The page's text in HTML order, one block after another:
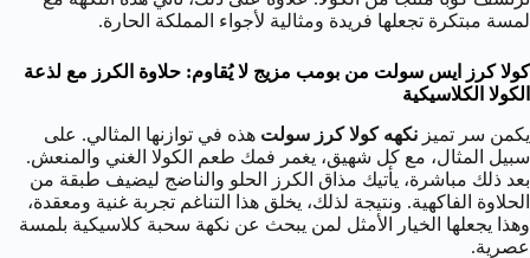
لمسة مبتكرة تجعلها فريدة ومثالية لأجواء المملكة الحارة.
كولا كرز ايس سولت من بومب مزيج لا يُقاوم: حلاوة الكرز مع لذعة
الكولا الكلاسيكية
يكمن سر تميز نكهه كولا كرز سولت هذه في توازنها المثالي. على
سبيل المثال، مع كل شهيق، يغمر فمك طعم الكولا الغني والمنعش.
بعد ذلك مباشرة، يأتيك مذاق الكرز الحلو والناضج ليضيف طبقة من
الحلاوة الفاكهية. ونتيجة لذلك، يخلق هذا التناغم تجربة غنية ومعقدة،
وهذا يجعلها الخيار الأمثل لمن يبحث عن نكهة سحبة كلاسيكية بلمسة
عصرية.